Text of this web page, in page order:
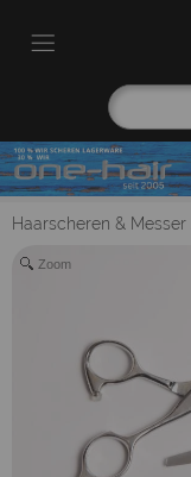
Haarscheren & Messer
Zoom